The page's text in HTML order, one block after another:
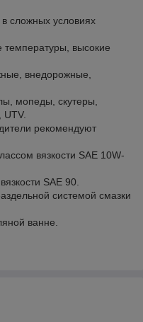
сложных условиях
температуры, высокие
внедорожные,
мопеды, скутеры,
рекомендуют
вязкости SAE 10W-
SAE 90.
системой смазки
ванне.